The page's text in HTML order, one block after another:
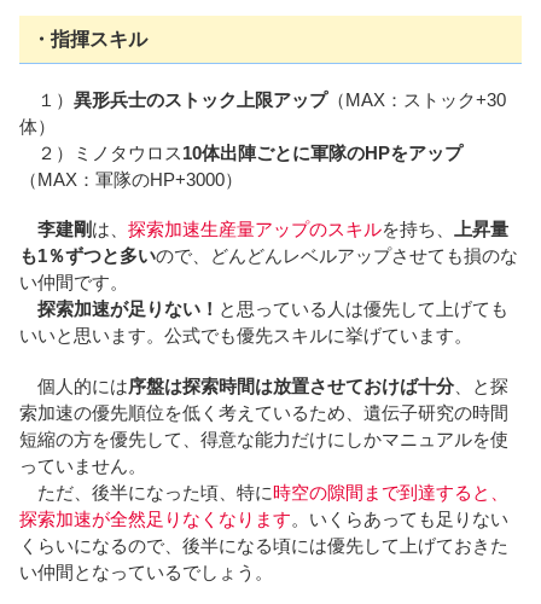
・指揮スキル
１） 異形兵士のストック上限アップ（MAX：ストック+30
体）
２）ミノタウロス10体出陣ごとに軍隊のHPをアップ
（MAX：軍隊のHP+3000）
李建剛は、 探索加速生産量アップのスキルを持ち、
上昇量
も1％ずつと多いので、どんどんレベルアップさせても損のな
い仲間です。
探索加速が足りない！ と思っている人は優先して上げても
いいと思います。公式でも優先スキルに挙げています。
個人的には序盤は探索時間は放置させておけば十分、と探
索加速の優先順位を低く考えているため、遺伝子研究の時間
短縮の方を優先して、得意な能力だけにしかマニュアルを使
っていません。
ただ、後半になった頃、特に時空の隙間まで到達すると、
探索加速が全然足りなくなります。いくらあっても足りない
くらいになるので、後半になる頃には優先して上げておきた
い仲間となっているでしょう。